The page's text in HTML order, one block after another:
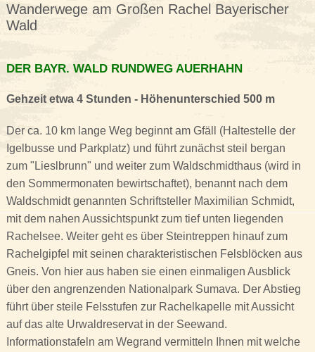
Wanderwege am Großen Rachel Bayerischer
Wald
DER BAYR. WALD RUNDWEG AUERHAHN
Gehzeit etwa 4 Stunden - Höhenunterschied 500 m
Der ca. 10 km lange Weg beginnt am Gfäll (Haltestelle der
Igelbusse und Parkplatz) und führt zunächst steil bergan
zum "Lieslbrunn" und weiter zum Waldschmidthaus (wird in
den Sommermonaten bewirtschaftet), benannt nach dem
Waldschmidt genannten Schriftsteller Maximilian Schmidt,
mit dem nahen Aussichtspunkt zum tief unten liegenden
Rachelsee. Weiter geht es über Steintreppen hinauf zum
Rachelgipfel mit seinen charakteristischen Felsblöcken aus
Gneis. Von hier aus haben sie einen einmaligen Ausblick
über den angrenzenden Nationalpark Sumava. Der Abstieg
führt über steile Felsstufen zur Rachelkapelle mit Aussicht
auf das alte Urwaldreservat in der Seewand.
Informationstafeln am Wegrand vermitteln Ihnen mit welche